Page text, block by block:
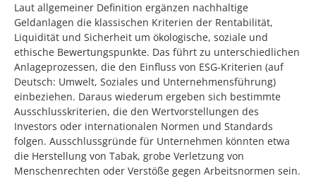
Laut allgemeiner Definition ergänzen nachhaltige
Geldanlagen die klassischen Kriterien der Rentabilität,
Liquidität und Sicherheit um ökologische, soziale und
ethische Bewertungspunkte. Das führt zu unterschiedlichen
Anlageprozessen, die den Einfluss von ESG-Kriterien (auf
Deutsch: Umwelt, Soziales und Unternehmensführung)
einbeziehen. Daraus wiederum ergeben sich bestimmte
Ausschlusskriterien, die den Wertvorstellungen des
Investors oder internationalen Normen und Standards
folgen. Ausschlussgründe für Unternehmen könnten etwa
die Herstellung von Tabak, grobe Verletzung von
Menschenrechten oder Verstöße gegen Arbeitsnormen sein.